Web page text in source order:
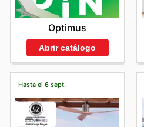
Optimus
Abrir catálogo
Hasta el 6 sept.